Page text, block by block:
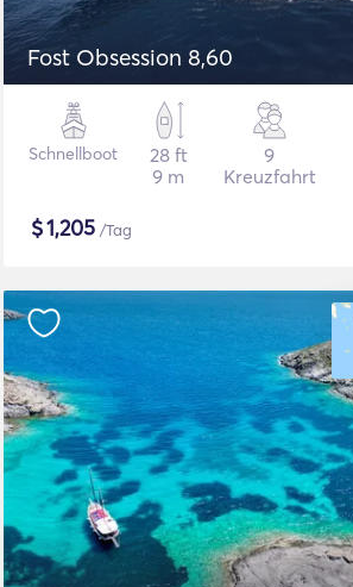
Fost Obsession 8,60
Schnellboot
28 ft
9 m
9
Kreuzfahrt
$1,205 /Tag